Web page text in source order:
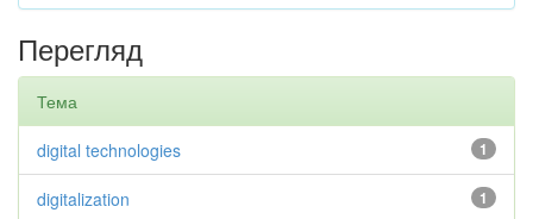
Перегляд
Тема
1
digital technologies
1
digitalization